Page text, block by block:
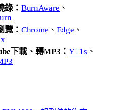
錄： BurnAware 、
覽： Chrome 、 Edge 、
下載、轉MP3： YT1s 、